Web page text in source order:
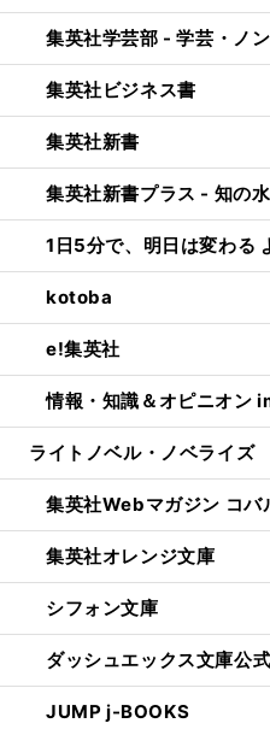
集英社学芸部 - 学芸・ノ
集英社ビジネス書
集英社新書
集英社新書プラス - 知の
1日5分で、明日は変わる
kotoba
e!集英社
情報・知識＆オピニオン
ライトノベル・ノベライズ
集英社Webマガジン コバ
集英社オレンジ文庫
シフォン文庫
ダッシュエックス文庫公
JUMP j-BOOKS